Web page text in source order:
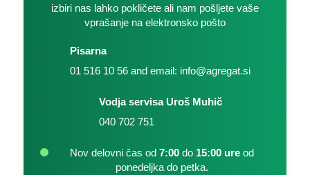
izbiri nas lahko pokličete ali nam pošljete vaše
vprašanje na elektronsko pošto
Pisarna
01 516 10 56 and email: info@agregat.si
Vodja servisa Uroš Muhič
040 702 751
Nov delovni čas od 7:00 do 15:00 ure od
ponedeljka do petka.